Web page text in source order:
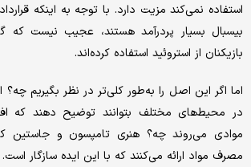
استفاده نمی‌کند مزیت دارد. با توجه به اینکه
بیسبال بسیار پردرآمد هستند، عجیب نیست که
بازیکنان از استروئید استفاده کرده‌اند.
اما اگر این اصل را به‌طور کلی‌تر در نظر بگیریم چه؟
در محیط‌های مختلف بتوانند توضیح دهند که
موادی می‌روند چه؟ هنری تامپسون و جاستین
مصرف مواد ارائه می‌کنند که با این ایده سازگار است.